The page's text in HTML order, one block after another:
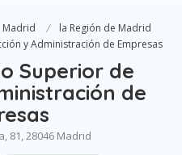
Madrid
la Región de Madrid
y Administración de Empresas
Superior de
de
81, 28046 Madrid